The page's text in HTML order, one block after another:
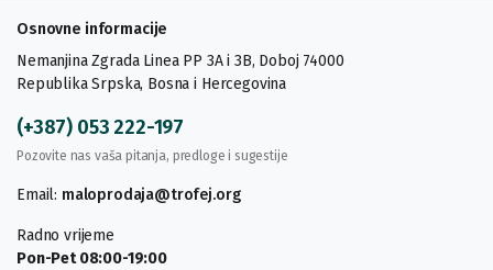
Osnovne informacije
Nemanjina Zgrada Linea PP 3A i 3B, Doboj 74000
Republika Srpska, Bosna i Hercegovina
(+387) 053 222-197
Pozovite nas vaša pitanja, predloge i sugestije
Email: maloprodaja@trofej.org
Radno vrijeme
Pon-Pet 08:00-19:00